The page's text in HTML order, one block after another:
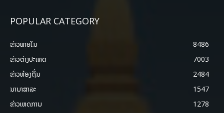
POPULAR CATEGORY
ຂ່າວພາຍ​ໃນ
8486
ຂ່າວຕ່າງປະເທດ
7003
ຂ່າວທ້ອງຖິ່ນ
2484
ນານາສາລະ
1547
ຂ່າວເຫດການ
1278